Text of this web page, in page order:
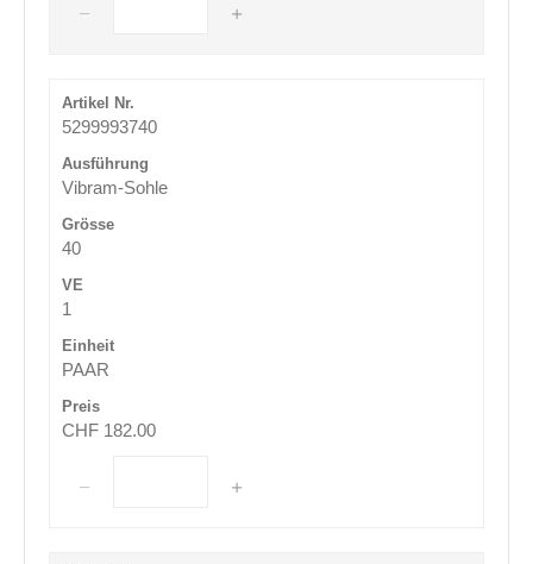
5299993740
Vibram-Sohle
40
1
PAAR
CHF 182.00